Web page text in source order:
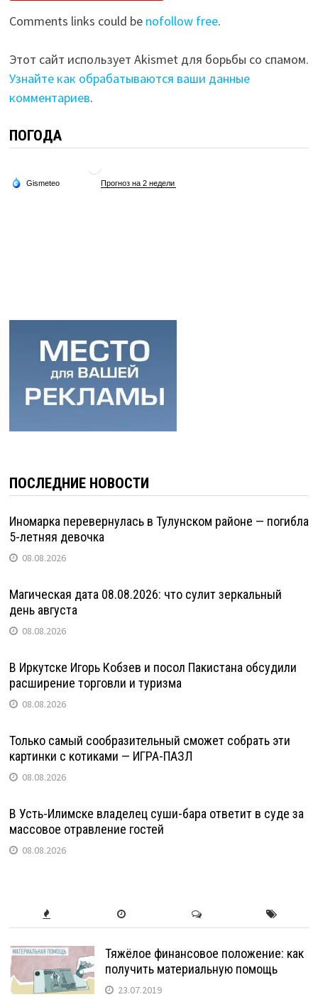
Comments links could be nofollow free.
Этот сайт использует Akismet для борьбы со спамом.
Узнайте как обрабатываются ваши данные
комментариев.
ПОГОДА
ПОСЛЕДНИЕ НОВОСТИ
Иномарка перевернулась в Тулунском районе — погибла
5-летняя девочка
08.08.2026
Магическая дата 08.08.2026: что сулит зеркальный
день августа
08.08.2026
В Иркутске Игорь Кобзев и посол Пакистана обсудили
расширение торговли и туризма
08.08.2026
Только самый сообразительный сможет собрать эти
картинки с котиками — ИГРА-ПАЗЛ
08.08.2026
В Усть-Илимске владелец суши-бара ответит в суде за
массовое отравление гостей
08.08.2026
Тяжёлое финансовое положение: как
получить материальную помощь
23.07.2019